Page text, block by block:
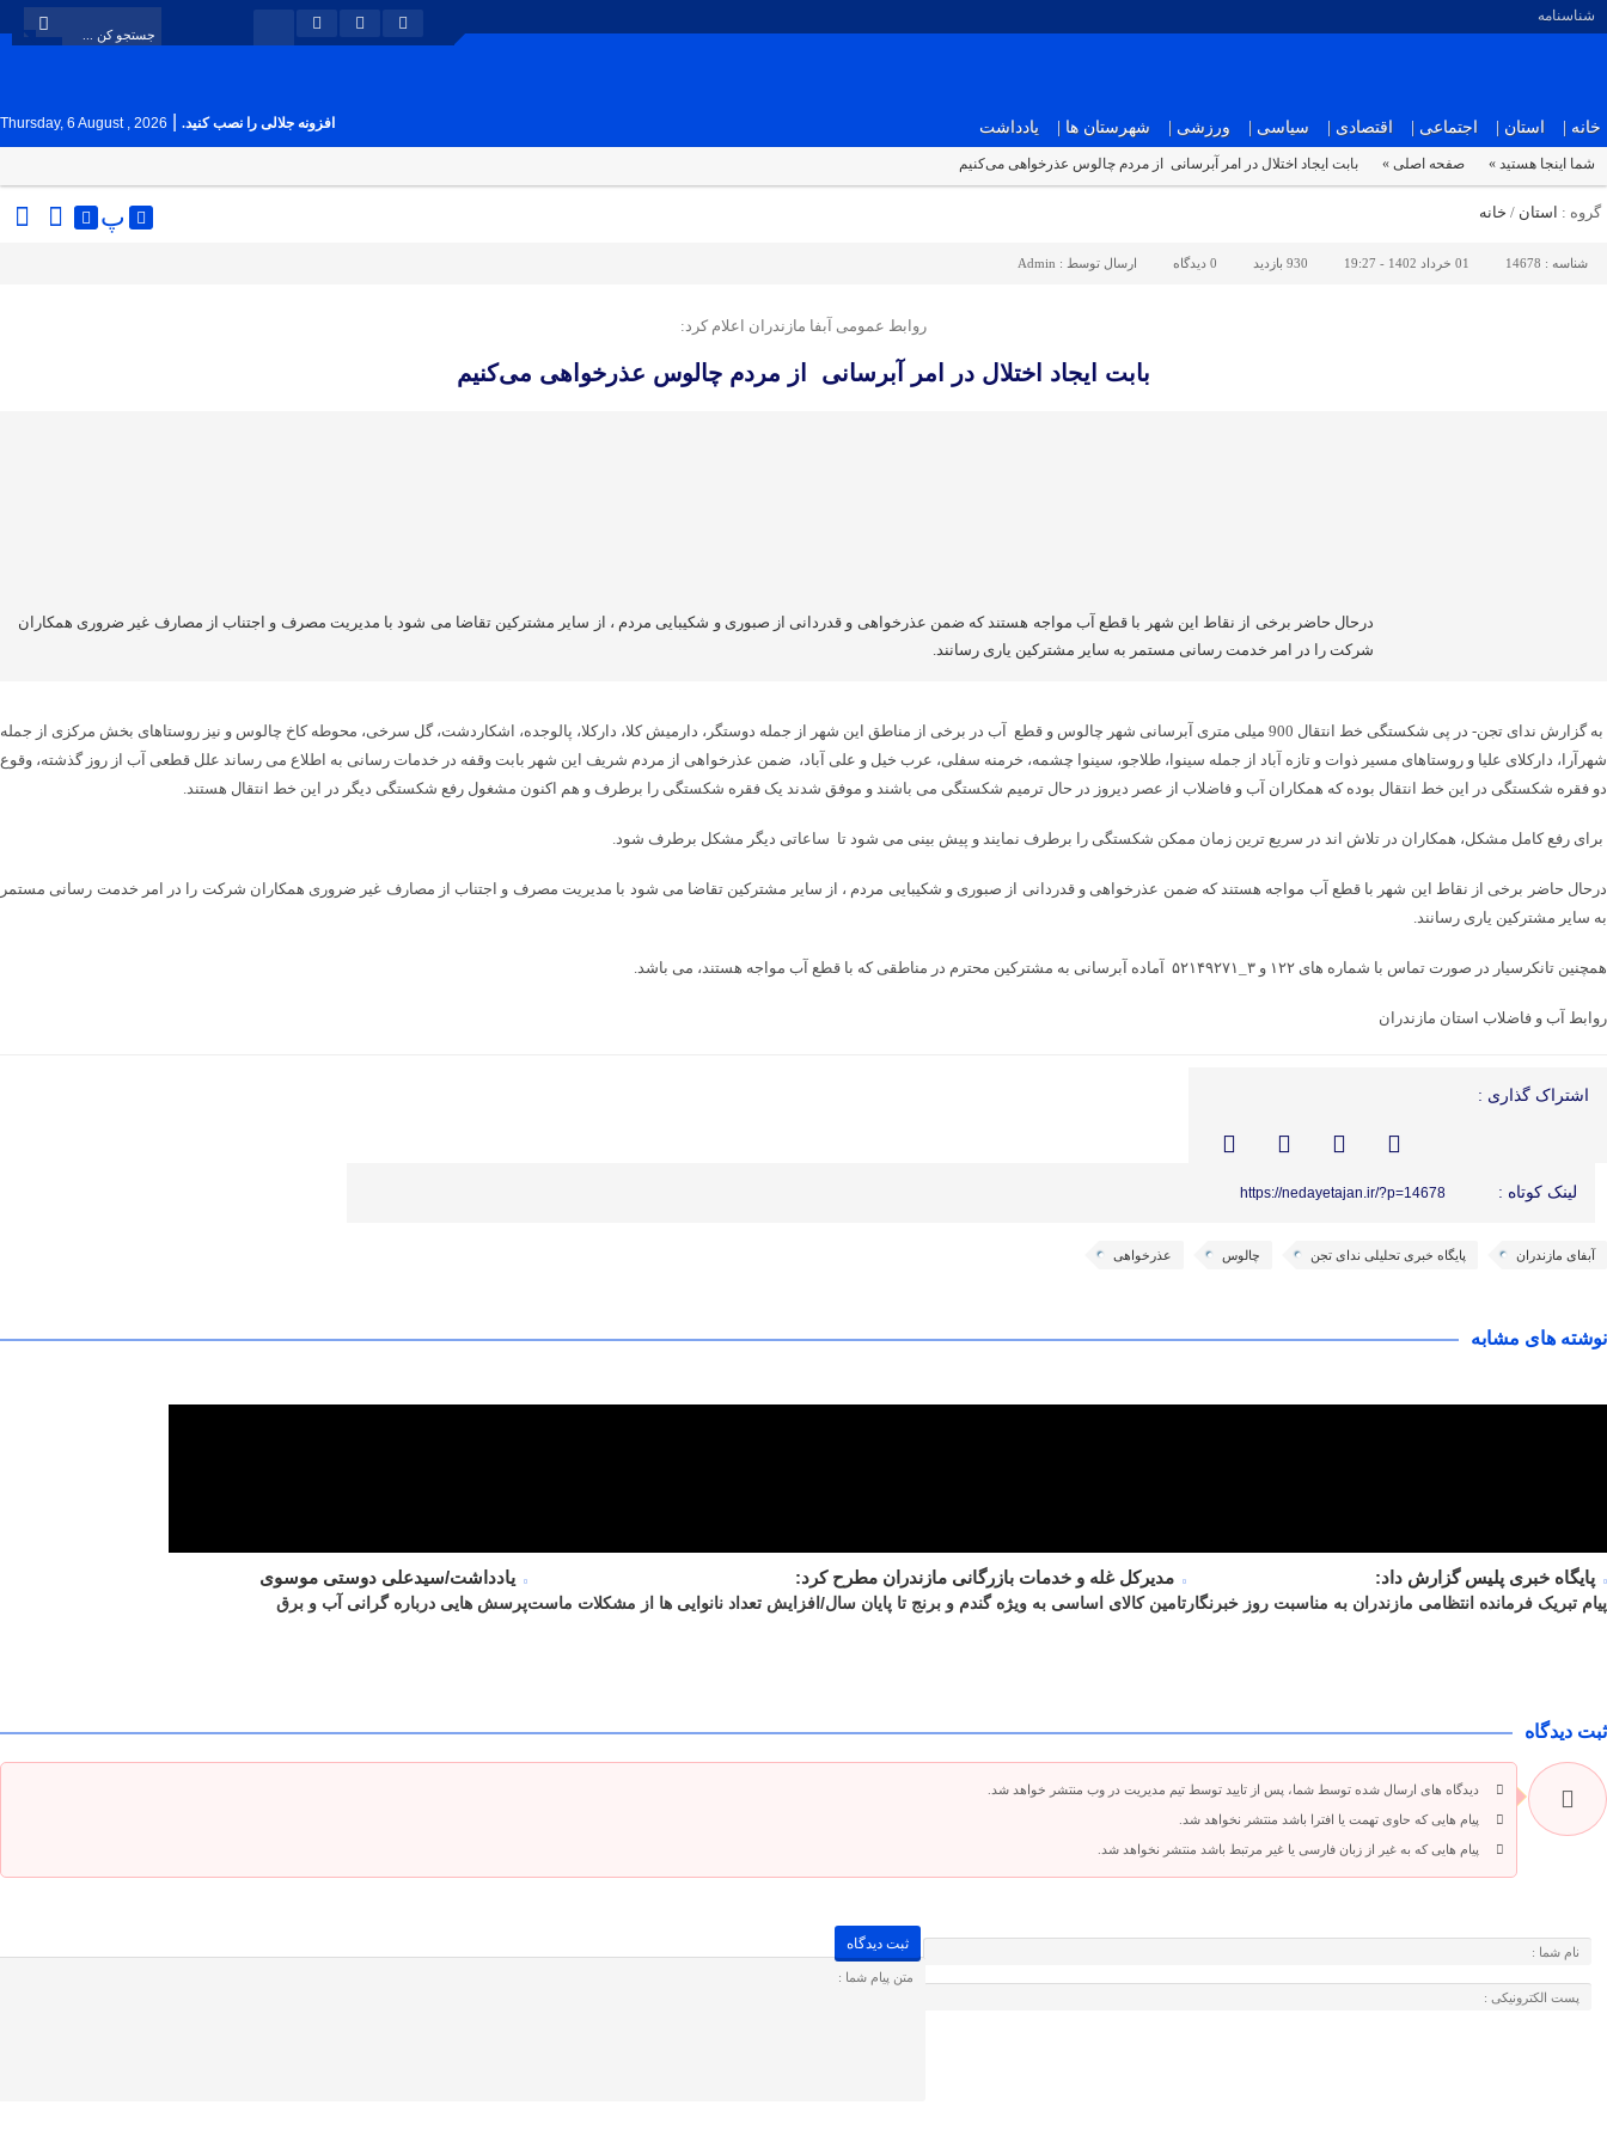
شناسنامه
خانه | استان | اجتماعی | اقتصادی | سیاسی | ورزشی | شهرستان ها | یادداشت افزونه جلالی را نصب کنید. Thursday, 6 August , 2026
شما اینجا هستید » صفحه اصلی » بابت ایجاد اختلال در امر آبرسانی از مردم چالوس عذرخواهی می‌کنیم
گروه : استان / خانه پ
شناسه : 14678 01 خرداد 1402 - 19:27 930 بازدید 0 دیدگاه ارسال توسط : Admin
روابط عمومی آبفا مازندران اعلام کرد:
بابت ایجاد اختلال در امر آبرسانی از مردم چالوس عذرخواهی می‌کنیم
درحال حاضر برخی از نقاط این شهر با قطع آب مواجه هستند که ضمن عذرخواهی و قدردانی از صبوری و شکیبایی مردم ، از سایر مشترکین تقاضا می شود با مدیریت مصرف و اجتناب از مصارف غیر ضروری همکاران
شرکت را در امر خدمت رسانی مستمر به سایر مشترکین یاری رسانند.
به گزارش ندای تجن- در پی شکستگی خط انتقال 900 میلی متری آبرسانی شهر چالوس و قطع آب در برخی از مناطق این شهر از جمله دوستگر، دارمیش کلا، دارکلا، پالوجده، اشکاردشت، گل سرخی، محوطه کاخ چالوس و نیز روستاهای بخش مرکزی از جمله
شهرآرا، دارکلای علیا و روستاهای مسیر ذوات و تازه آباد از جمله سینوا، طلاجو، سینوا چشمه، خرمنه سفلی، عرب خیل و علی آباد، ضمن عذرخواهی از مردم شریف این شهر بابت وقفه در خدمات رسانی به اطلاع می رساند علل قطعی آب از روز گذشته، وقوع
دو فقره شکستگی در این خط انتقال بوده که همکاران آب و فاضلاب از عصر دیروز در حال ترمیم شکستگی می باشند و موفق شدند یک فقره شکستگی را برطرف و هم اکنون مشغول رفع شکستگی دیگر در این خط انتقال هستند.
برای رفع کامل مشکل، همکاران در تلاش اند در سریع ترین زمان ممکن شکستگی را برطرف نمایند و پیش بینی می شود تا ساعاتی دیگر مشکل برطرف شود.
درحال حاضر برخی از نقاط این شهر با قطع آب مواجه هستند که ضمن عذرخواهی و قدردانی از صبوری و شکیبایی مردم ، از سایر مشترکین تقاضا می شود با مدیریت مصرف و اجتناب از مصارف غیر ضروری همکاران شرکت را در امر خدمت رسانی مستمر
به سایر مشترکین یاری رسانند.
همچنین تانکرسیار در صورت تماس با شماره های ۱۲۲ و ۳_۵۲۱۴۹۲۷۱ آماده آبرسانی به مشترکین محترم در مناطقی که با قطع آب مواجه هستند، می باشد.
روابط آب و فاضلاب استان مازندران
اشتراک گذاری :
لینک کوتاه : https://nedayetajan.ir/?p=14678
آبفای مازندران پایگاه خبری تحلیلی ندای تجن چالوس عذرخواهی
نوشته های مشابه
پایگاه خبری پلیس گزارش داد:
پیام تبریک فرمانده انتظامی مازندران به مناسبت روز خبرنگار
مدیرکل غله و خدمات بازرگانی مازندران مطرح کرد:
تامین کالای اساسی به ویژه گندم و برنج تا پایان سال/افزایش تعداد نانوایی ها از مشکلات ماست
یادداشت/سیدعلی دوستی موسوی
پرسش هایی درباره گرانی آب و برق
ثبت دیدگاه
دیدگاه های ارسال شده توسط شما، پس از تایید توسط تیم مدیریت در وب منتشر خواهد شد.
پیام هایی که حاوی تهمت یا افترا باشد منتشر نخواهد شد.
پیام هایی که به غیر از زبان فارسی یا غیر مرتبط باشد منتشر نخواهد شد.